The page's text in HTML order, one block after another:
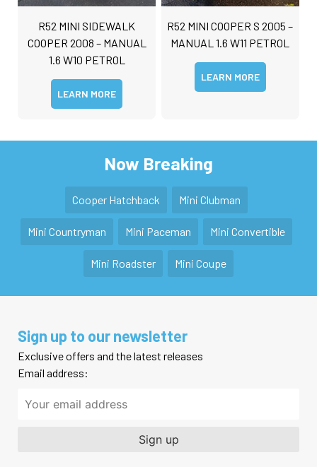
R52 MINI SIDEWALK
COOPER 2008 – MANUAL
1.6 W10 PETROL
LEARN MORE
R52 MINI COOPER S 2005 –
MANUAL 1.6 W11 PETROL
LEARN MORE
Now Breaking
Cooper Hatchback Mini Clubman
Mini Countryman Mini Paceman Mini Convertible
Mini Roadster Mini Coupe
Sign up to our newsletter
Exclusive offers and the latest releases
Email address: